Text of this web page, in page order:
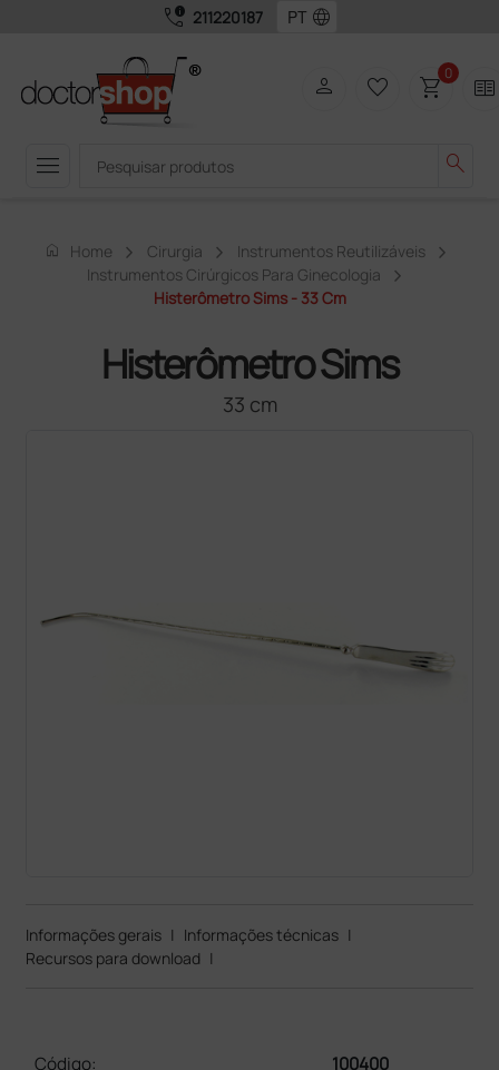
call_quality 211220187 language
menu search
person favorite_border shopping_cart0 two_pager
home Home Cirurgia
Instrumentos Reutilizáveis
Instrumentos Cirúrgicos Para Ginecologia
Histerômetro Sims - 33 Cm
Histerômetro Sims
33 cm
Informações gerais | Informações técnicas |
Recursos para download |
Código:
100400